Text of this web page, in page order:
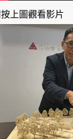
上圖觀看影片